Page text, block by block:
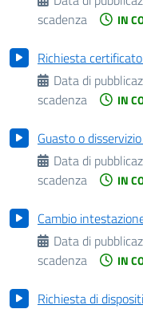
scadenza
IN
Richiesta
Data di
scadenza
IN
Guasto o
Data di
scadenza
IN
Cambio
Data di
scadenza
IN
Richiesta di